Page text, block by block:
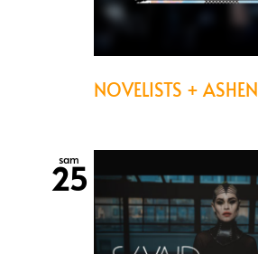
NOVELISTS + ASHEN
sam
25